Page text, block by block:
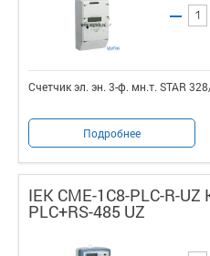
Счетчик эл. эн. 3-ф. мн.т. STAR
Подробнее
IEK CME-1C8-PLC-R-
PLC+RS-485 UZ